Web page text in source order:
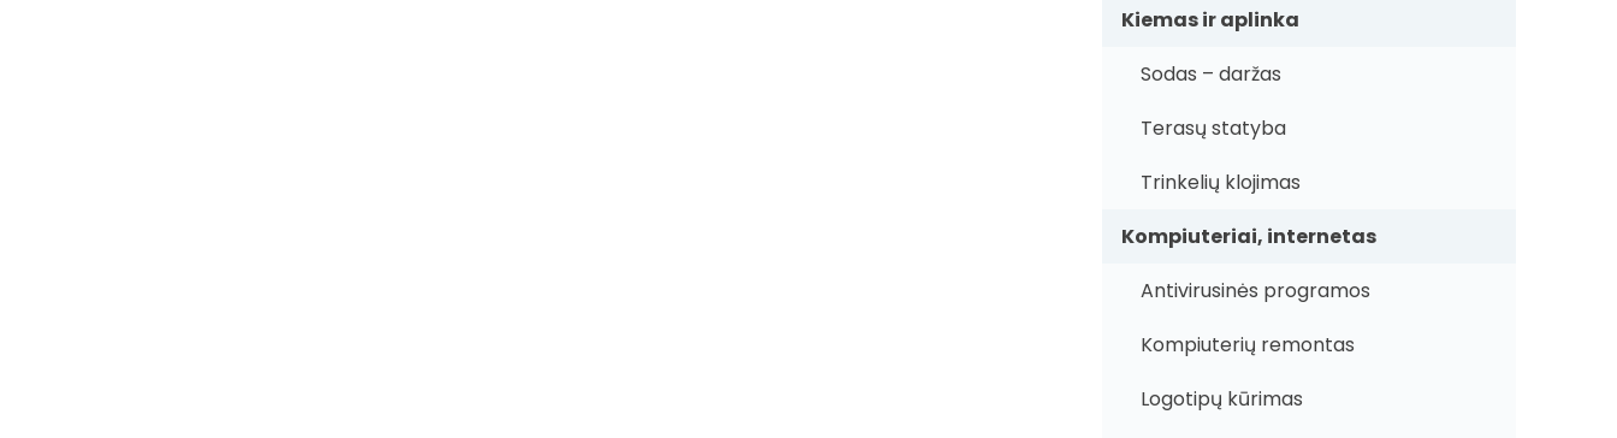
Kiemas ir aplinka
Sodas – daržas
Terasų statyba
Trinkelių klojimas
Kompiuteriai, internetas
Antivirusinės programos
Kompiuterių remontas
Logotipų kūrimas